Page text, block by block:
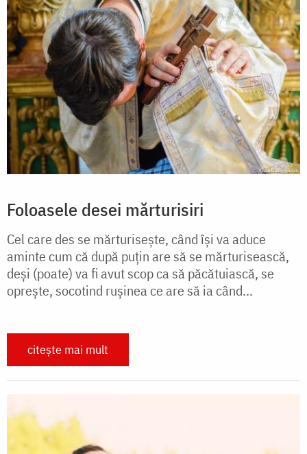
Foloasele desei mărturisiri
Cel care des se mărturisește, când își va aduce
aminte cum că după puțin are să se mărturisească,
deși (poate) va fi avut scop ca să păcătuiască, se
oprește, socotind rușinea ce are să ia când...
citește mai mult